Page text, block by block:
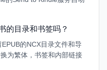
的目录和书签吗？
的NCX目录文件和导
为繁体，书签和内部链接